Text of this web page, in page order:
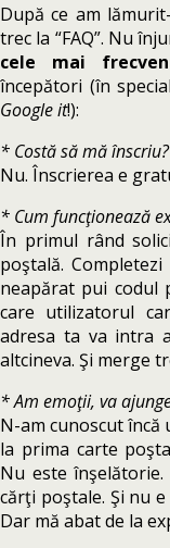
După ce am
trec la “FAQ”. Nu
cele mai
începători (în
Google it!):
* Costă să mă înscriu?
Nu. Înscrierea e
* Cum funcţionează
În primul rând
poştală.
neapărat pui codul
care utilizatorul
adresa ta va intra
altcineva. Şi merge
* Am emoţii, va
N-am cunoscut încă
la prima carte
Nu este
cărţi poştale. Şi nu
Dar mă abat de la